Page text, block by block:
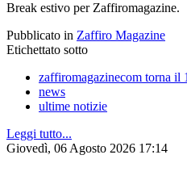
Break estivo per Zaffiromagazine.
Pubblicato in Zaffiro Magazine
Etichettato sotto
zaffiromagazinecom torna il
news
ultime notizie
Leggi tutto...
Giovedì, 06 Agosto 2026 17:14